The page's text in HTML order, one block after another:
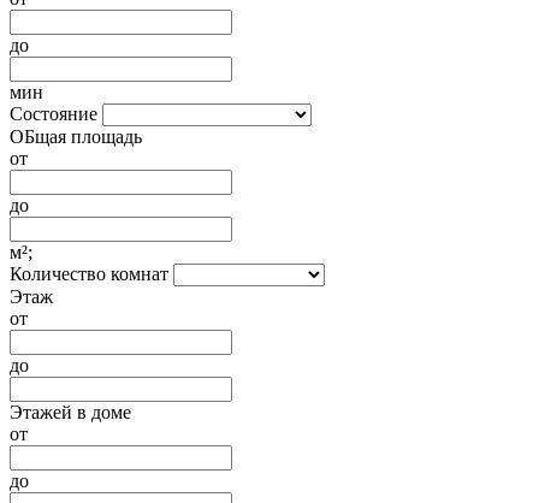
до
мин
Состояние
ОБщая площадь
от
до
м²;
Количество комнат
Этаж
от
до
Этажей в доме
от
до